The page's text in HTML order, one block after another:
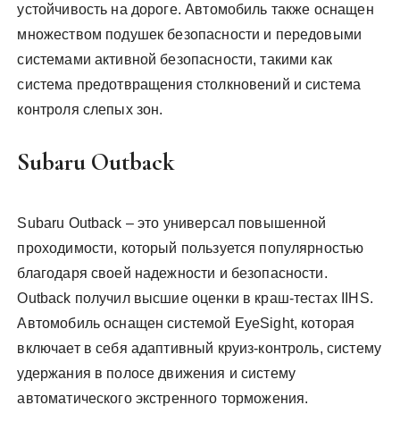
устойчивость на дороге. Автомобиль также оснащен
множеством подушек безопасности и передовыми
системами активной безопасности, такими как
система предотвращения столкновений и система
контроля слепых зон.
Subaru Outback
Subaru Outback – это универсал повышенной
проходимости, который пользуется популярностью
благодаря своей надежности и безопасности.
Outback получил высшие оценки в краш-тестах IIHS.
Автомобиль оснащен системой EyeSight, которая
включает в себя адаптивный круиз-контроль, систему
удержания в полосе движения и систему
автоматического экстренного торможения.